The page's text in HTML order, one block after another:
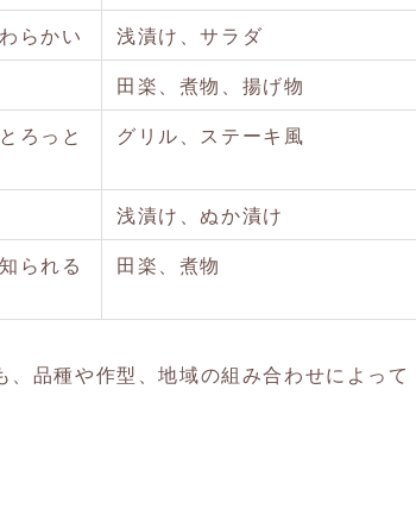
らかい
浅漬け、サラダ
田楽、煮物、揚げ物
ろっと
グリル、ステーキ風
浅漬け、ぬか漬け
られる
田楽、煮物
品種や作型、地域の組み合わせによって